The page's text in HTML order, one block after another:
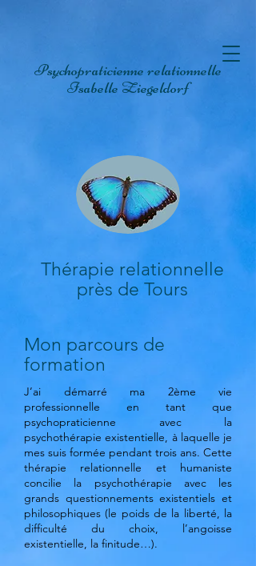
Psychopraticienne relationnelle
Isabelle Ziegeldorf
Thérapie relationnelle
près de Tours
Mon parcours de
formation
J’ai démarré ma 2ème vie
professionnelle en tant que
psychopraticienne avec la
psychothérapie existentielle, à laquelle je
mes suis formée pendant trois ans. Cette
thérapie relationnelle et humaniste
concilie la psychothérapie avec les
grands questionnements existentiels et
philosophiques (le poids de la liberté, la
difficulté du choix, l’angoisse
existentielle, la finitude…).